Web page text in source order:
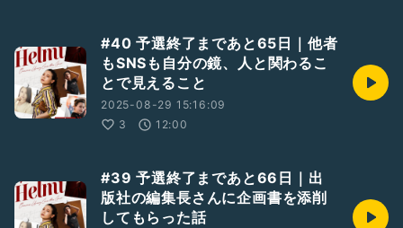
#40 予選終了まであと65日｜他者
もSNSも自分の鏡、人と関わるこ
とで見えること
2025-08-29 15:16:09
3
12:00
#39 予選終了まであと66日｜出
版社の編集長さんに企画書を添削
してもらった話